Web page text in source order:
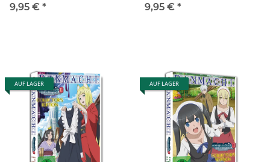
9,95 € *
9,95 € *
AUF LAGER AUF LAGER